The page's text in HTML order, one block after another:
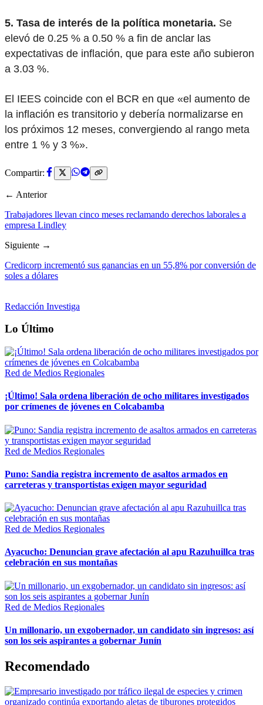
5. Tasa de interés de la política monetaria. Se
elevó de 0.25 % a 0.50 % a fin de anclar las
expectativas de inflación, que para este año subieron
a 3.03 %.
El IEES coincide con el BCR en que «el aumento de
la inflación es transitorio y debería normalizarse en
los próximos 12 meses, convergiendo al rango meta
entre 1 % y 3 %».
Compartir:
← Anterior
Trabajadores llevan cinco meses reclamando derechos laborales a
empresa Lindley
Siguiente →
Credicorp incrementó sus ganancias en un 55,8% por conversión de
soles a dólares
Redacción Investiga
Lo Último
Red de Medios Regionales
¡Último! Sala ordena liberación de ocho militares investigados
por crímenes de jóvenes en Colcabamba
Red de Medios Regionales
Puno: Sandia registra incremento de asaltos armados en
carreteras y transportistas exigen mayor seguridad
Red de Medios Regionales
Ayacucho: Denuncian grave afectación al apu Razuhuillca tras
celebración en sus montañas
Red de Medios Regionales
Un millonario, un exgobernador, un candidato sin ingresos: así
son los seis aspirantes a gobernar Junín
Recomendado